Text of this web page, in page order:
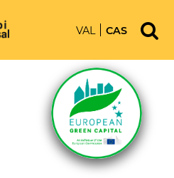
VAL CAS